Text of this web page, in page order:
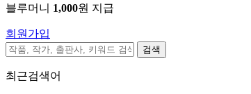
블루머니 1,000원 지급
회원가입
검색
최근검색어